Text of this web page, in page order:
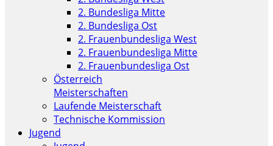
2. Bundesliga Mitte
2. Bundesliga Ost
2. Frauenbundesliga West
2. Frauenbundesliga Mitte
2. Frauenbundesliga Ost
Österreich
Meisterschaften
Laufende Meisterschaft
Technische Kommission
Jugend